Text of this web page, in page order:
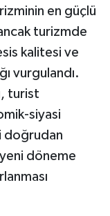
en güçlü
turizmde
kalitesi ve
vurgulandı.
turist
siyasi
doğrudan
döneme